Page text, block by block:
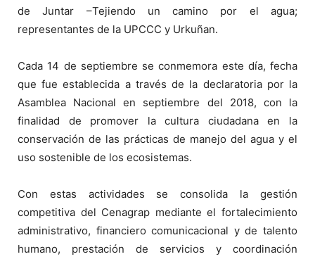
de Juntar –Tejiendo un camino por el agua;
representantes de la UPCCC y Urkuñan.
Cada 14 de septiembre se conmemora este día, fecha
que fue establecida a través de la declaratoria por la
Asamblea Nacional en septiembre del 2018, con la
finalidad de promover la cultura ciudadana en la
conservación de las prácticas de manejo del agua y el
uso sostenible de los ecosistemas.
Con estas actividades se consolida la gestión
competitiva del Cenagrap mediante el fortalecimiento
administrativo, financiero comunicacional y de talento
humano, prestación de servicios y coordinación